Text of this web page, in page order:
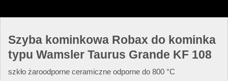
Szyba kominkowa Robax do kominka
typu Wamsler Taurus Grande KF 108
szkło żaroodporne ceramiczne odporne do 800 °C